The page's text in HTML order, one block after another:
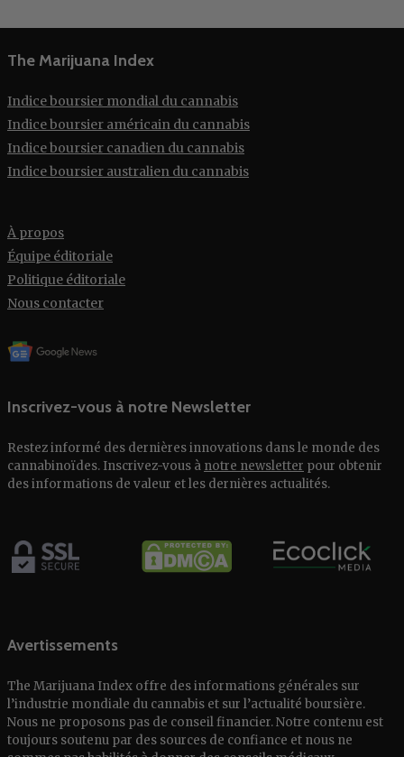
The Marijuana Index
Indice boursier mondial du cannabis
Indice boursier américain du cannabis
Indice boursier canadien du cannabis
Indice boursier australien du cannabis
À propos
Équipe éditoriale
Politique éditoriale
Nous contacter
Inscrivez-vous à notre Newsletter
Restez informé des dernières innovations dans le monde des
cannabinoïdes. Inscrivez-vous à notre newsletter pour obtenir
des informations de valeur et les dernières actualités.
Avertissements
The Marijuana Index offre des informations générales sur
l’industrie mondiale du cannabis et sur l’actualité boursière.
Nous ne proposons pas de conseil financier. Notre contenu est
toujours soutenu par des sources de confiance et nous ne